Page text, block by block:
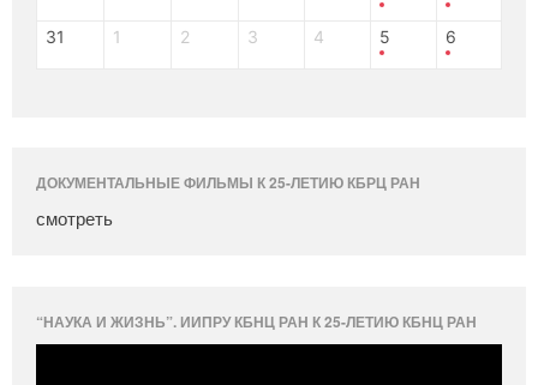
31 1 2 3 4 5 6
ДОКУМЕНТАЛЬНЫЕ ФИЛЬМЫ К 25-ЛЕТИЮ КБРЦ РАН
смотреть
“НАУКА И ЖИЗНЬ”. ИИПРУ КБНЦ РАН К 25-ЛЕТИЮ КБНЦ РАН